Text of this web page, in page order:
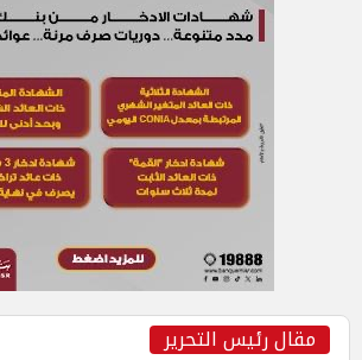
مقال رئيس التحرير